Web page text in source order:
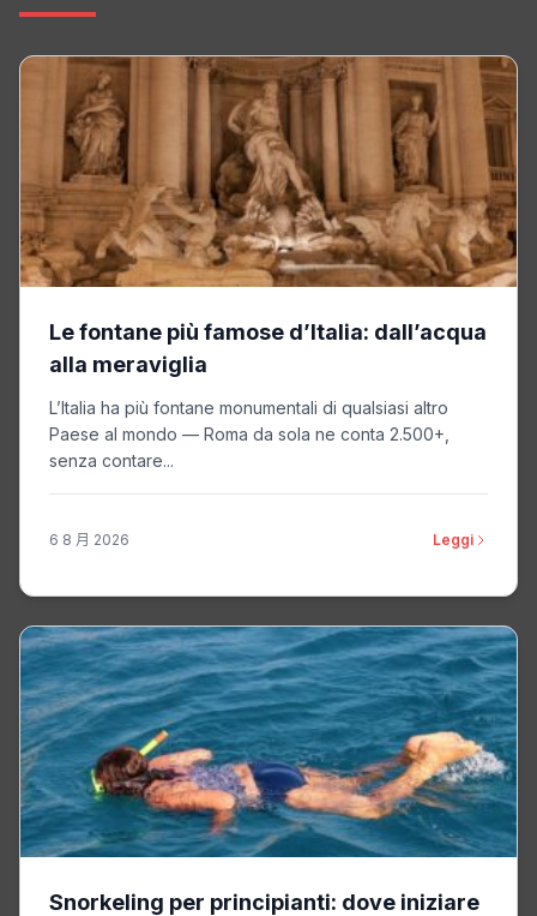
Le fontane più famose d’Italia: dall’acqua
alla meraviglia
L’Italia ha più fontane monumentali di qualsiasi altro
Paese al mondo — Roma da sola ne conta 2.500+,
senza contare...
6 8 月 2026 Leggi
Snorkeling per principianti: dove iniziare